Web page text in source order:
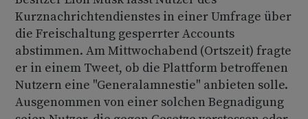
Kurznachrichtendienstes in einer Umfrage über
die Freischaltung gesperrter Accounts
abstimmen. Am Mittwochabend (Ortszeit) fragte
er in einem Tweet, ob die Plattform betroffenen
Nutzern eine "Generalamnestie" anbieten solle.
Ausgenommen von einer solchen Begnadigung